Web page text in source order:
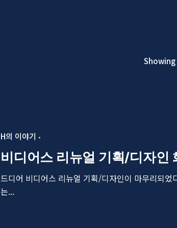
H의 이야기
비디어스 리뉴얼 기획/디자인
드디어 비디어스 리뉴얼 기획/디자인이 마무리되
는...